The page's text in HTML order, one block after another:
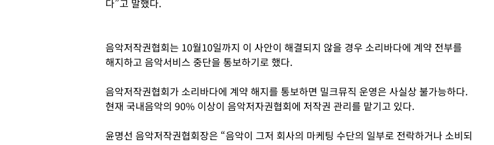
다”고 말했다.
음악저작권협회는 10월10일까지 이 사안이 해결되지 않을 경우 소리바다에 계약 전부를
해지하고 음악서비스 중단을 통보하기로 했다.
음악저작권협회가 소리바다에 계약 해지를 통보하면 밀크뮤직 운영은 사실상 불가능하다.
현재 국내음악의 90% 이상이 음악저자권협회에 저작권 관리를 맡기고 있다.
윤명선 음악저작권협회장은 “음악이 그저 회사의 마케팅 수단의 일부로 전락하거나 소비되